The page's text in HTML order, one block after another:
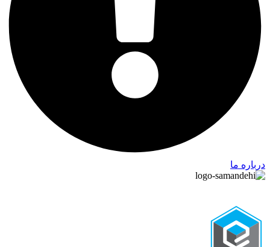
درباره ما